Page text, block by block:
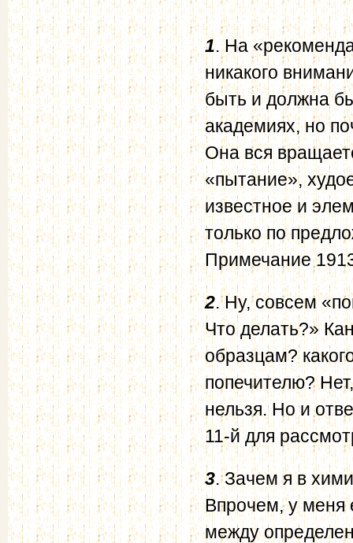
1. На
никакого
быть и должна
академиях, но
Она вся
«пытание»,
известное и
только по
Примечание
2. Ну, совсем
Что делать?»
образцам?
попечителю?
нельзя. Но и
11-й для
3. Зачем я в
Впрочем, у меня
между